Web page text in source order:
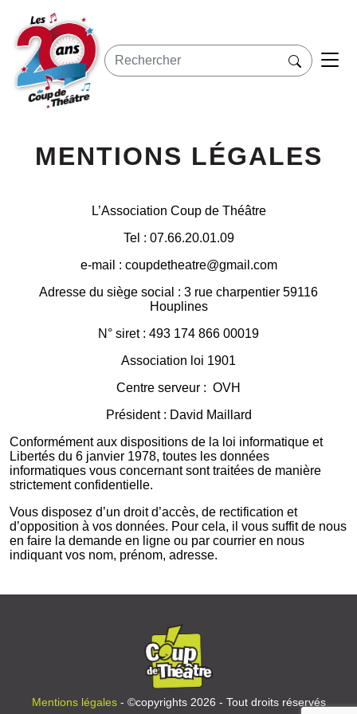
MENTIONS LÉGALES
L’Association Coup de Théâtre
Tel : 07.66.20.01.09
e-mail : coupdetheatre@gmail.com
Adresse du siège social : 3 rue charpentier 59116
Houplines
N° siret : 493 174 866 00019
Association loi 1901
Centre serveur : OVH
Président : David Maillard
Conformément aux dispositions de la loi informatique et
Libertés du 6 janvier 1978, toutes les données
informatiques vous concernant sont traitées de manière
strictement confidentielle.
Vous disposez d’un droit d’accès, de rectification et
d’opposition à vos données. Pour cela, il vous suffit de nous
en faire la demande en ligne ou par courrier en nous
indiquant vos nom, prénom, adresse.
Mentions légales- ©copyrights 2026 - Tout droits réservés